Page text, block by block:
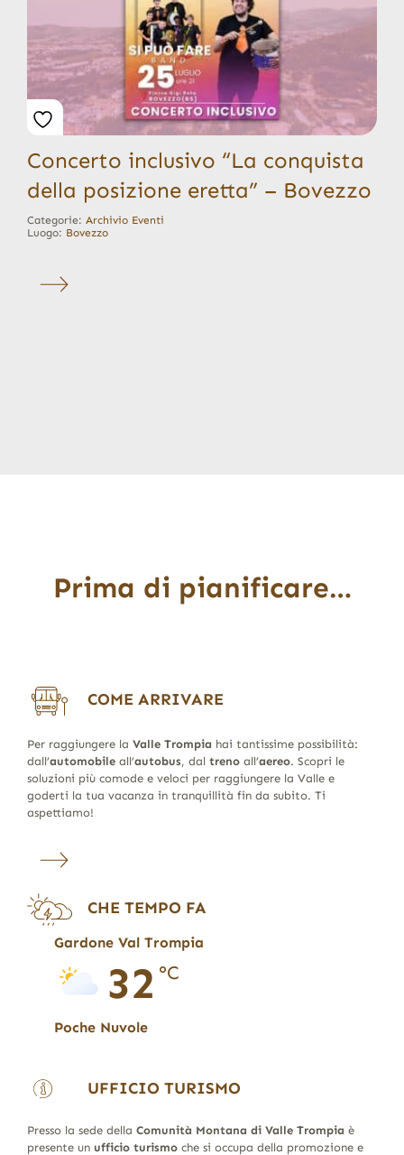
Concerto inclusivo “La conquista
della posizione eretta” – Bovezzo
Categorie: Archivio Eventi
Luogo: Bovezzo
Prima di pianificare…
COME ARRIVARE
Per raggiungere la Valle Trompia hai tantissime possibilità:
dall’automobileall’autobus, dal trenoall’aereo. Scopri le
soluzioni più comode e veloci per raggiungere la Valle e
goderti la tua vacanza in tranquillità fin da subito. Ti
aspettiamo!
CHE TEMPO FA
Gardone Val Trompia
32 °C
Poche Nuvole
UFFICIO TURISMO
Presso la sede della Comunità Montana di Valle Trompia è
presente un ufficio turismoche si occupa della promozione e